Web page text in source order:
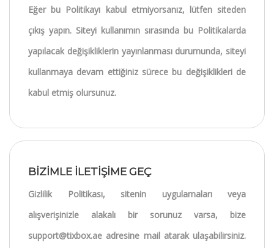
Eğer bu Politikayı kabul etmiyorsanız, lütfen siteden
çıkış yapın. Siteyi kullanımın sırasında bu Politikalarda
yapılacak değişikliklerin yayınlanması durumunda, siteyi
kullanmaya devam ettiğiniz sürece bu değişiklikleri de
kabul etmiş olursunuz.
BİZİMLE İLETİŞİME GEÇ
Gizlilik Politikası, sitenin uygulamaları veya
alışverişinizle alakalı bir sorunuz varsa, bize
support@tixbox.ae adresine mail atarak ulaşabilirsiniz.